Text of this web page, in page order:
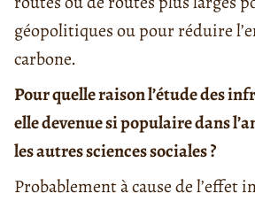
géopolitiques ou pour réduire
carbone.
Pour quelle raison l’étude des
elle devenue si populaire dans
les autres sciences sociales ?
Probablement à cause de l’effet